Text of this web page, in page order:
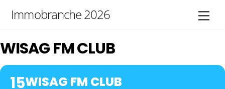
Immobranche 2026
WISAG FM CLUB
15WISAG FM CLUB